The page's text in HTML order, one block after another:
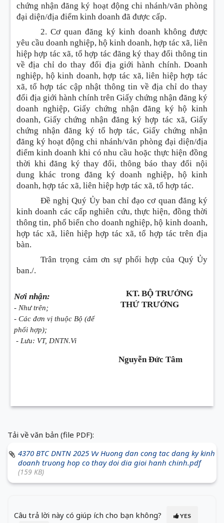
chứng nhận đăng ký hoạt động chi nhánh/văn phòng
đại diện/địa điểm kinh doanh đã được cấp.
2. Cơ quan đăng ký kinh doanh không được
yêu cầu doanh nghiệp, hộ kinh doanh, hợp tác xã, liên
hiệp hợp tác xã, tổ hợp tác đăng ký thay đổi thông tin
về địa chỉ do thay đổi địa giới hành chính. Doanh
nghiệp, hộ kinh doanh, hợp tác xã, liên hiệp hợp tác
xã, tổ hợp tác cập nhật thông tin về địa chỉ do thay
đổi địa giới hành chính trên Giấy chứng nhận đăng ký
doanh nghiệp, Giấy chứng nhận đăng ký hộ kinh
doanh, Giấy chứng nhận đăng ký hợp tác xã, Giấy
chứng nhận đăng ký tổ hợp tác, Giấy chứng nhận
đăng ký hoạt động chi nhánh/văn phòng đại diện/địa
điểm kinh doanh khi có nhu cầu hoặc thực hiện đồng
thời khi đăng ký thay đổi, thông báo thay đổi nội
dung khác trong đăng ký doanh nghiệp, hộ kinh
doanh, hợp tác xã, liên hiệp hợp tác xã, tổ hợp tác.
Đề nghị Quý Ủy ban chỉ đạo cơ quan đăng ký
kinh doanh các cấp nghiên cứu, thực hiện, đồng thời
thông tin, phổ biến cho doanh nghiệp, hộ kinh doanh,
hợp tác xã, liên hiệp hợp tác xã, tổ hợp tác trên địa
bàn.
Trân trọng cảm ơn sự phối hợp của Quý Ủy
ban./.
Nơi nhận:
- Như trên;
- Các đơn vị thuộc Bộ (để
phối hợp);
- Lưu: VT, DNTN.Vi
KT. BỘ TRƯỞNG
THỨ TRƯỞNG
Nguyễn Đức Tâm
Tải về văn bản (file PDF):
4370 BTC DNTN 2025 Vv Huong dan cong tac dang ky kinh
doanh truong hop co thay doi dia gioi hanh chinh.pdf
(159 KB)
Câu trả lời này có giúp ích cho bạn không? YES